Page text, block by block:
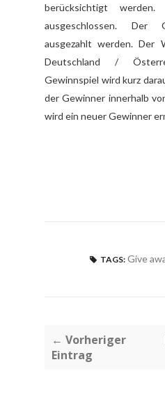
berücksichtigt
ausgeschlossen.
ausgezahlt werden. Der
Deutschland /
Gewinnspiel wird kurz
der Gewinner innerhalb
wird ein neuer Gewinner
TAGS: Give
← Vorheriger
Eintrag